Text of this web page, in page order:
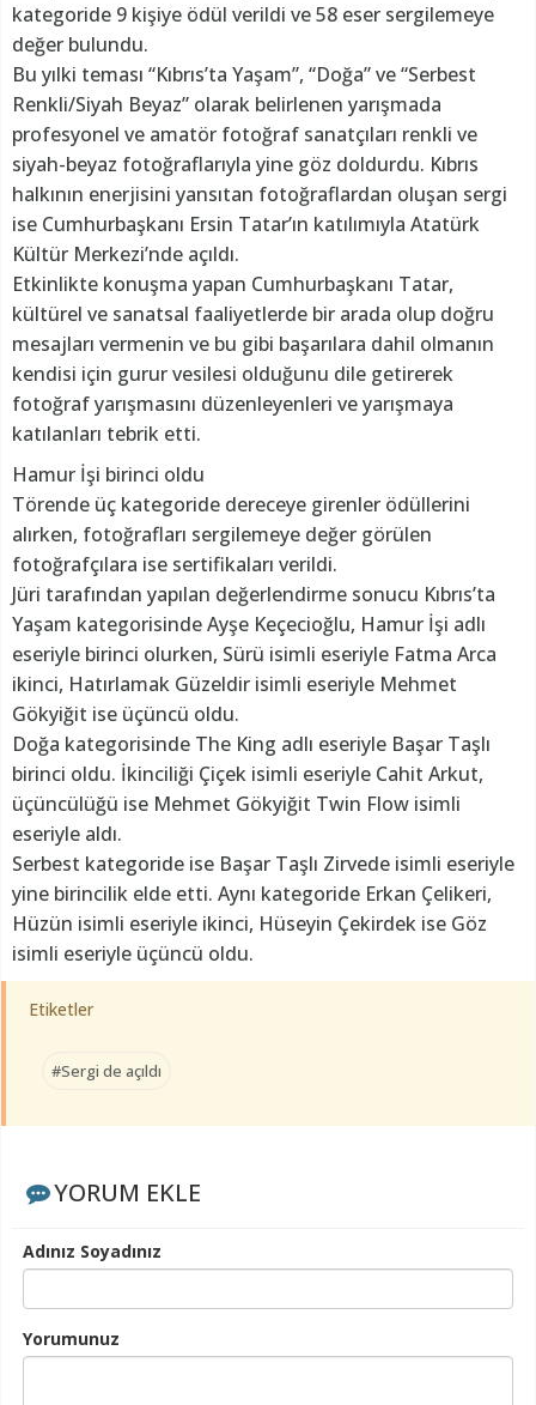
kategoride 9 kişiye ödül verildi ve 58 eser sergilemeye
değer bulundu.
Bu yılki teması “Kıbrıs’ta Yaşam”, “Doğa” ve “Serbest
Renkli/Siyah Beyaz” olarak belirlenen yarışmada
profesyonel ve amatör fotoğraf sanatçıları renkli ve
siyah-beyaz fotoğraflarıyla yine göz doldurdu. Kıbrıs
halkının enerjisini yansıtan fotoğraflardan oluşan sergi
ise Cumhurbaşkanı Ersin Tatar’ın katılımıyla Atatürk
Kültür Merkezi’nde açıldı.
Etkinlikte konuşma yapan Cumhurbaşkanı Tatar,
kültürel ve sanatsal faaliyetlerde bir arada olup doğru
mesajları vermenin ve bu gibi başarılara dahil olmanın
kendisi için gurur vesilesi olduğunu dile getirerek
fotoğraf yarışmasını düzenleyenleri ve yarışmaya
katılanları tebrik etti.
Hamur İşi birinci oldu
Törende üç kategoride dereceye girenler ödüllerini
alırken, fotoğrafları sergilemeye değer görülen
fotoğrafçılara ise sertifikaları verildi.
Jüri tarafından yapılan değerlendirme sonucu Kıbrıs’ta
Yaşam kategorisinde Ayşe Keçecioğlu, Hamur İşi adlı
eseriyle birinci olurken, Sürü isimli eseriyle Fatma Arca
ikinci, Hatırlamak Güzeldir isimli eseriyle Mehmet
Gökyiğit ise üçüncü oldu.
Doğa kategorisinde The King adlı eseriyle Başar Taşlı
birinci oldu. İkinciliği Çiçek isimli eseriyle Cahit Arkut,
üçüncülüğü ise Mehmet Gökyiğit Twin Flow isimli
eseriyle aldı.
Serbest kategoride ise Başar Taşlı Zirvede isimli eseriyle
yine birincilik elde etti. Aynı kategoride Erkan Çelikeri,
Hüzün isimli eseriyle ikinci, Hüseyin Çekirdek ise Göz
isimli eseriyle üçüncü oldu.
Etiketler
#Sergi de açıldı
YORUM EKLE
Adınız Soyadınız
Yorumunuz